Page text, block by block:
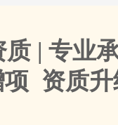
| 专业
项 资质